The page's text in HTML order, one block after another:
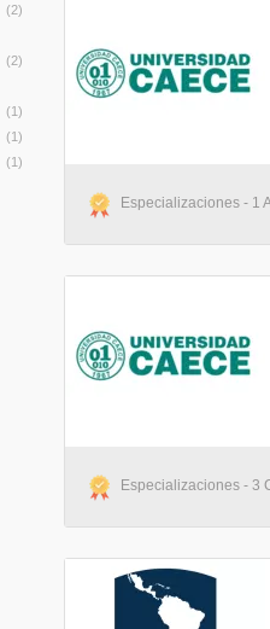
(2)
(2)
(1)
(1)
(1)
Especializaciones - 1
Especializaciones - 3